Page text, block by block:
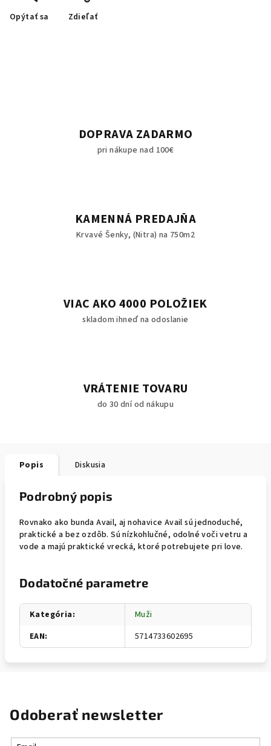
Opýtať sa Zdieľať
DOPRAVA ZADARMO
pri nákupe nad 100€
KAMENNÁ PREDAJŇA
Krvavé Šenky, (Nitra) na 750m2
VIAC AKO 4000 POLOŽIEK
skladom ihneď na odoslanie
VRÁTENIE TOVARU
do 30 dní od nákupu
Popis Diskusia
Podrobný popis
Rovnako ako bunda Avail, aj nohavice Avail sú jednoduché,
praktické a bez ozdôb. Sú nízkohlučné, odolné voči vetru a
vode a majú praktické vrecká, ktoré potrebujete pri love.
Dodatočné parametre
Kategória:
Muži
EAN: 5714733602695
Odoberať newsletter